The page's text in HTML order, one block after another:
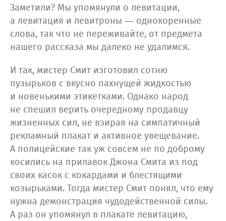
Заметили? Мы упомянули о левитации,
а левитация и левитроны — однокоренные
слова, так что не переживайте, от предмета
нашего рассказа мы далеко не удалимся.
И так, мистер Смит изготовил сотню
пузырьков с вкусно пахнущей жидкостью
и новенькими этикетками. Однако народ
не спешил верить очередному продавцу
жизненных сил, не взирая на симпатичный
рекламный плакат и активное увещевание.
А полицейские так уж совсем не по доброму
косились на прилавок Джона Смита из под
своих касок с кокардами и блестящими
козырьками. Тогда мистер Смит понял, что ему
нужна демонстрация чудодейственной силы.
А раз он упомянул в плакате левитацию,